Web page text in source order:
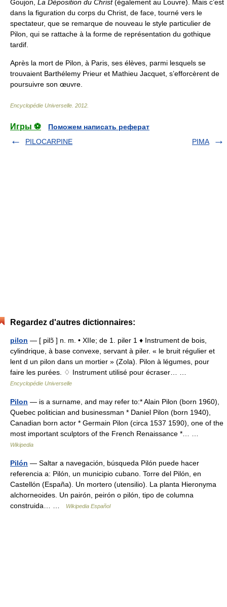
Goujon, La Déposition du Christ(également au Louvre). Mais c’est
dans la figuration du corps du Christ, de face, tourné vers le
spectateur, que se remarque de nouveau le style particulier de
Pilon, qui se rattache à la forme de représentation du gothique
tardif.
Après la mort de Pilon, à Paris, ses élèves, parmi lesquels se
trouvaient Barthélemy Prieur et Mathieu Jacquet, s’efforcèrent de
poursuivre son œuvre.
Encyclopédie Universelle 2012
Игры ⚽
Поможем написать реферат
PILOCARPINE
PIMA
Regardez d'autres dictionnaires:
pilon — [ pilɔ̃ ] n. m. • XIIe; de 1. piler 1 ♦ Instrument de bois,
cylindrique, à base convexe, servant à piler. « le bruit régulier et
lent d un pilon dans un mortier » (Zola). Pilon à légumes, pour
faire les purées. ♢ Instrument utilisé pour écraser… …
Encyclopédie Universelle
Pilon — is a surname, and may refer to:* Alain Pilon (born 1960),
Quebec politician and businessman * Daniel Pilon (born 1940),
Canadian born actor * Germain Pilon (circa 1537 1590), one of the
most important sculptors of the French Renaissance *… …
Wikipedia
Pilón — Saltar a navegación, búsqueda Pilón puede hacer
referencia a: Pilón, un municipio cubano. Torre del Pilón, en
Castellón (España). Un mortero (utensilio). La planta Hieronyma
alchorneoides. Un pairón, peirón o pilón, tipo de columna
construida… …
Wikipedia Español